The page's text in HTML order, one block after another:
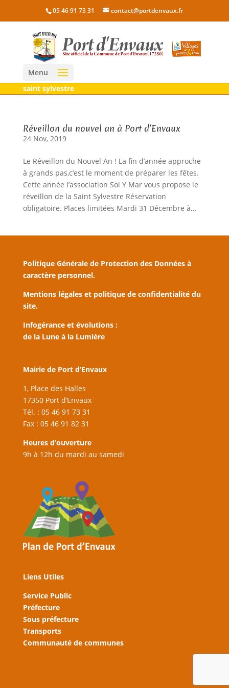
05 46 91 73 31 contact@portdenvaux.fr
Menu
saint sylvestre
Réveillon du nouvel an à Port d’Envaux
24 Nov, 2019
Le Réveillon du Nouvel An ! La fin d’année approche
à grands pas,c’est le moment de préparer les fêtes.
Cette année l’association Sol Y Mar vous propose le
réveillon de la Saint Sylvestre Réservation
obligatoire. Places limitées Mardi 31 Décembre à...
Politique Générale de Protection des Données à
caractère personnel.
Mentions légales et politique de confidentialité du
site.
Infogérance et évolutions :
de la Lune à la Lumière
Mairie de Port d’Envaux
1, Place des Halles
17350 Port d’Envaux
Tél. : 05 46 91 73 31
Fax : 05 46 91 82 31
Heures d’ouverture
9h à 12h du mardi au samedi
Liens Utiles
Service Public
Préfecture
Sous préfecture
Transports
Communauté de communes